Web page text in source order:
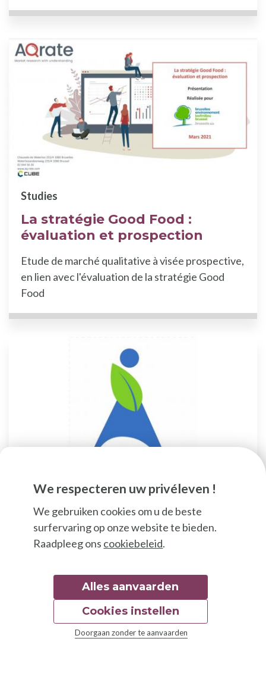
We respecteren uw privéleven !
We gebruiken cookies om u de beste
surfervaring op onze website te bieden.
Raadpleeg ons cookiebeleid.
Alles aanvaarden
Doorgaan zonder te aanvaarden
Cookies instellen
La stratégie Good Food :
évaluation et prospection
Studies
Etude de marché qualitative à visée prospective,
en lien avec l'évaluation de la stratégie Good
Food
Gemeente Sint-Pieters-Woluwe
De gemeente Sint-Pieters-Woluwe heeft
activiteiten en duurzame projecten ontwikkeld.